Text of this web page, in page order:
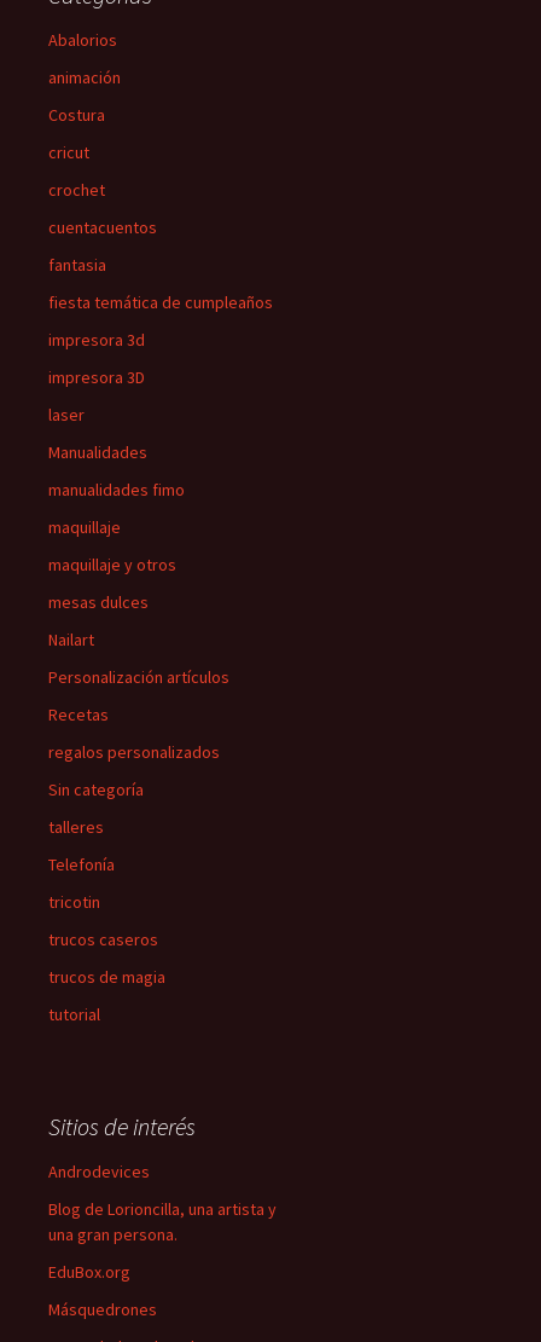
Abalorios
animación
Costura
cricut
crochet
cuentacuentos
fantasia
fiesta temática de cumpleaños
impresora 3d
impresora 3D
laser
Manualidades
manualidades fimo
maquillaje
maquillaje y otros
mesas dulces
Nailart
Personalización artículos
Recetas
regalos personalizados
Sin categoría
talleres
Telefonía
tricotin
trucos caseros
trucos de magia
tutorial
Sitios de interés
Androdevices
Blog de Lorioncilla, una artista y
una gran persona.
EduBox.org
Másquedrones